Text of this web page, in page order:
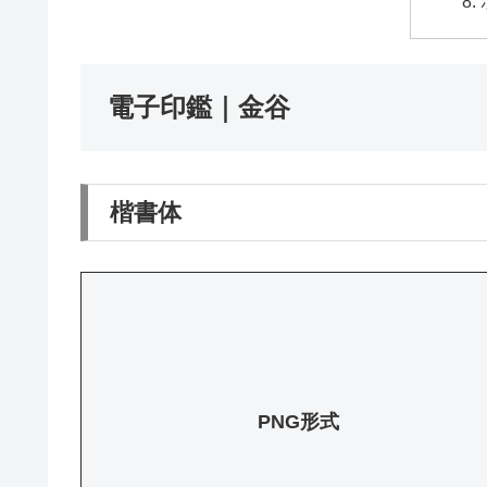
電子印鑑｜金谷
楷書体
PNG形式